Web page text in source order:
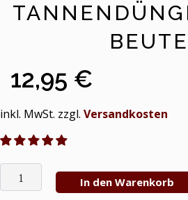
12,95 €
inkl. MwSt. zzgl. Versandkosten
In den Warenkorb